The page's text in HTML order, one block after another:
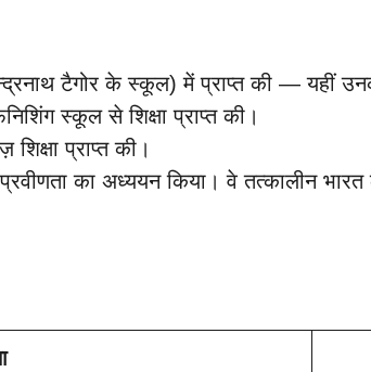
टैगोर के स्कूल) में प्राप्त की — यहीं
स्कूल से शिक्षा प्राप्त की।
प्राप्त की।
प्रवीणता का अध्ययन किया। वे तत्कालीन